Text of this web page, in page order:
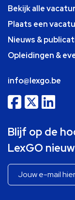
Bekijk alle
Plaats een
Nieuws &
Opleidingen &
info@lexgo.be
Blijf op de
LexGO